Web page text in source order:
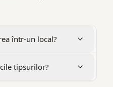
într-un local?
tipsurilor?